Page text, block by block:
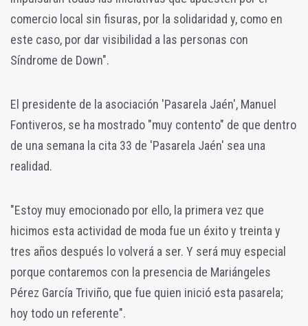
comercio local sin fisuras, por la solidaridad y, como en
este caso, por dar visibilidad a las personas con
Síndrome de Down".
El presidente de la asociación 'Pasarela Jaén', Manuel
Fontiveros, se ha mostrado "muy contento" de que dentro
de una semana la cita 33 de 'Pasarela Jaén' sea una
realidad.
"Estoy muy emocionado por ello, la primera vez que
hicimos esta actividad de moda fue un éxito y treinta y
tres años después lo volverá a ser. Y será muy especial
porque contaremos con la presencia de Mariángeles
Pérez García Triviño, que fue quien inició esta pasarela;
hoy todo un referente".